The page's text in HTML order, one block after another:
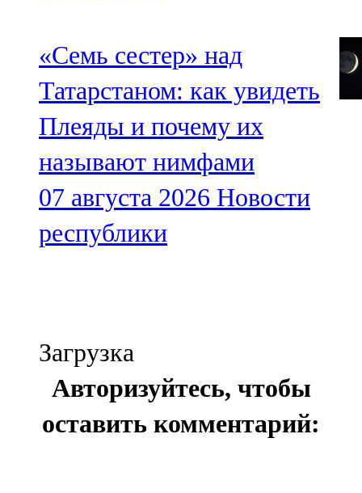
«Семь сестер» над
Татарстаном: как увидеть
Плеяды и почему их
называют нимфами
07 августа 2026 Новости
республики
Загрузка
Авторизуйтесь, чтобы
оставить комментарий: